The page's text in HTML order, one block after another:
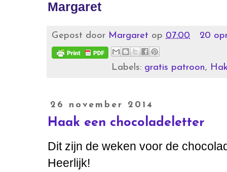
Margaret
Gepost door Margaret op 07:00 20
Labels: gratis patroon,
26 november 2014
Haak een chocoladeletter
Dit zijn de weken voor de
Heerlijk!